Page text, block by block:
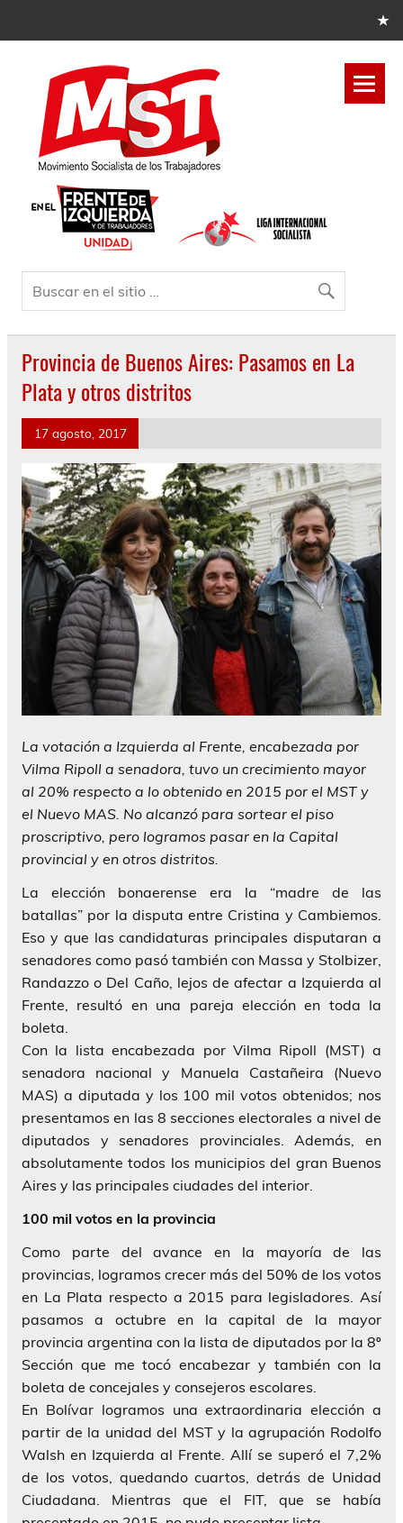
Provincia de Buenos Aires: Pasamos en La
Plata y otros distritos
17 agosto, 2017
La votación a Izquierda al Frente, encabezada por
Vilma Ripoll a senadora, tuvo un crecimiento mayor
al 20% respecto a lo obtenido en 2015 por el MST y
el Nuevo MAS. No alcanzó para sortear el piso
proscriptivo, pero logramos pasar en la Capital
provincial y en otros distritos.
La elección bonaerense era la “madre de las
batallas” por la disputa entre Cristina y Cambiemos.
Eso y que las candidaturas principales disputaran a
senadores como pasó también con Massa y Stolbizer,
Randazzo o Del Caño, lejos de afectar a Izquierda al
Frente, resultó en una pareja elección en toda la
boleta.
Con la lista encabezada por Vilma Ripoll (MST) a
senadora nacional y Manuela Castañeira (Nuevo
MAS) a diputada y los 100 mil votos obtenidos; nos
presentamos en las 8 secciones electorales a nivel de
diputados y senadores provinciales. Además, en
absolutamente todos los municipios del gran Buenos
Aires y las principales ciudades del interior.
100 mil votos en la provincia
Como parte del avance en la mayoría de las
provincias, logramos crecer más del 50% de los votos
en La Plata respecto a 2015 para legisladores. Así
pasamos a octubre en la capital de la mayor
provincia argentina con la lista de diputados por la 8º
Sección que me tocó encabezar y también con la
boleta de concejales y consejeros escolares.
En Bolívar logramos una extraordinaria elección a
partir de la unidad del MST y la agrupación Rodolfo
Walsh en Izquierda al Frente. Allí se superó el 7,2%
de los votos, quedando cuartos, detrás de Unidad
Ciudadana. Mientras que el FIT, que se había